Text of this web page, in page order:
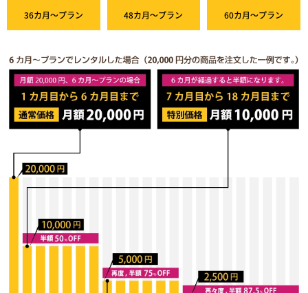
36カ月～プラン 48カ月～プラン 60カ月～プラン